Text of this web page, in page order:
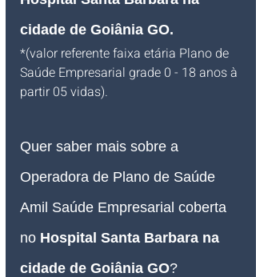
cidade de Goiânia GO.
*(valor referente faixa etária Plano de
Saúde Empresarial grade 0 - 18 anos à
partir 05 vidas).
Quer saber mais sobre a
Operadora de Plano de Saúde
Amil Saúde Empresarial coberta
no Hospital Santa Barbara na
cidade de Goiânia GO?